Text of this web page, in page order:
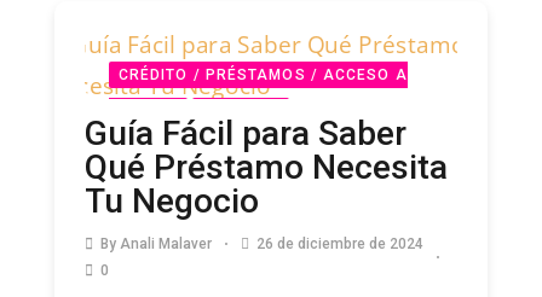
CRÉDITO / PRÉSTAMOS / ACCESO A
Guía Fácil para Saber
Qué Préstamo Necesita
Tu Negocio
By Anali Malaver
26 de diciembre de 2024
0